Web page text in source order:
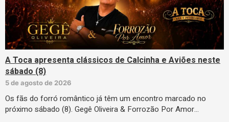
A Toca apresenta clássicos de Calcinha e Aviões neste
sábado (8)
5 de agosto de 2026
Os fãs do forró romântico já têm um encontro marcado no
próximo sábado (8). Gegê Oliveira & Forrozão Por Amor…